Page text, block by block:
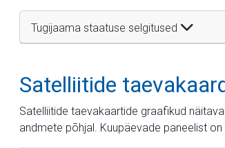
Tugijaama staatuse selgitused
Satelliitide
Satelliitide taevakaartide graafikud
andmete põhjal. Kuupäevade paneelist